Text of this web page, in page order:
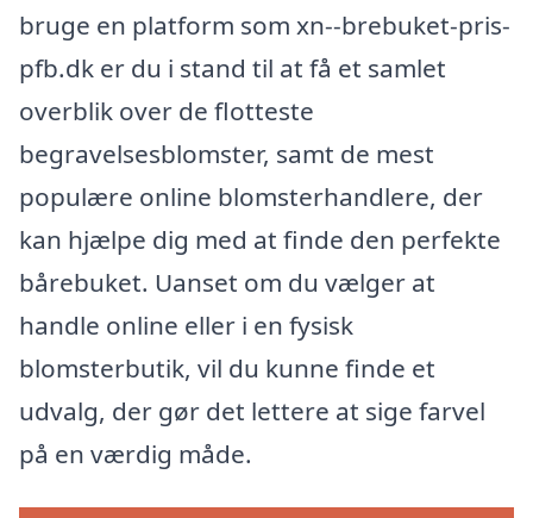
bruge en platform som xn--brebuket-pris-
pfb.dk er du i stand til at få et samlet
overblik over de flotteste
begravelsesblomster, samt de mest
populære online blomsterhandlere, der
kan hjælpe dig med at finde den perfekte
bårebuket. Uanset om du vælger at
handle online eller i en fysisk
blomsterbutik, vil du kunne finde et
udvalg, der gør det lettere at sige farvel
på en værdig måde.